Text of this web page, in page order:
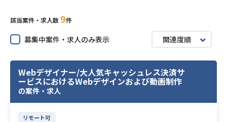
該当案件・求人数 9件
募集中案件・求人のみ表示 関連度順
Webデザイナー/大人気キャッシュレス決済サ
ービスにおけるWebデザインおよび動画制作
の案件・求人
リモート可